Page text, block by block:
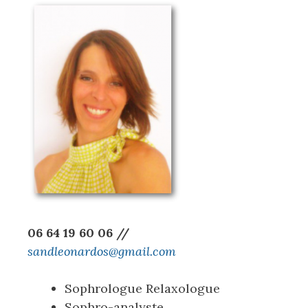
06 64 19 60 06 //
sandleonardos@gmail.com
Sophrologue Relaxologue